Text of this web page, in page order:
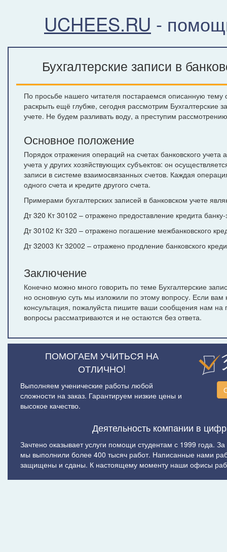
UCHEES.RU -
Бухгалтерские записи в
По просьбе нашего читателя постараемся описанную тему
раскрыть ещё глубже, сегодня рассмотрим Бухгалтерские
учете. Не будем разливать воду, а преступим
Основное положение
Порядок отражения операций на счетах банковского учета
учета у других хозяйствующих субъектов: он
записи в системе взаимосвязанных счетов. Каждая
одного счета и кредите другого счета.
Примерами бухгалтерских записей в банковском учете
Дт 320 Кт 30102 – отражено предоставление кредита
Дт 30102 Кт 320 – отражено погашение межбанковского
Дт 32003 Кт 32002 – отражено продление банковского
Заключение
Конечно можно много говорить по теме Бухгалтерские
но основную суть мы изложили по этому вопросу. Если вам
консультация, пожалуйста пишите ваши сообщения нам на
вопросы рассматриваются и не остаются без ответа.
ПОМОГАЕМ УЧИТЬСЯ НА
ОТЛИЧНО!
Выполняем ученические работы любой
сложности на заказ. Гарантируем низкие цены и
высокое качество.
Деятельность компании в
Зачтено оказывает услуги помощи студентам с 1999 года.
мы выполнили более 400 тысяч работ. Написанные нами
защищены и сданы. К настоящему моменту наши офисы